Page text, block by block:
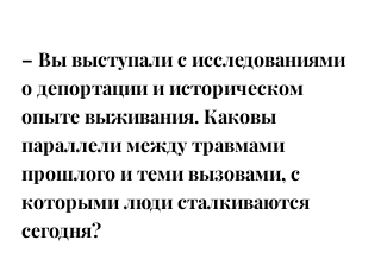
– Вы выступали с исследованиями
о депортации и историческом
опыте выживания. Каковы
параллели между травмами
прошлого и теми вызовами, с
которыми люди сталкиваются
сегодня?